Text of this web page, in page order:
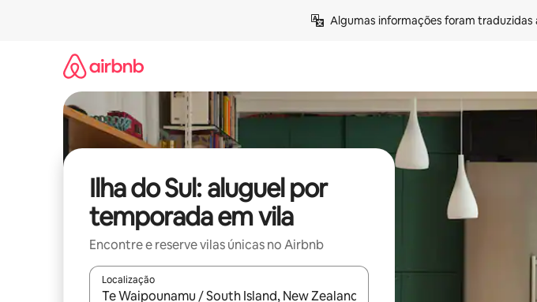
Algumas informações foram
Ilha do Sul: aluguel por
temporada em vila
Encontre e reserve vilas únicas no Airbnb
Localização
Quando os resultados estiverem disponíveis, explore-os usando as seta para cima e